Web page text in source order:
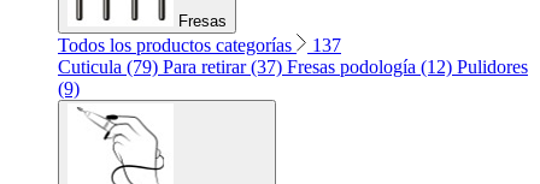
Fresas
Todos los productos categorías
137
Cuticula (79) Para retirar (37) Fresas podología (12) Pulidores
(9)